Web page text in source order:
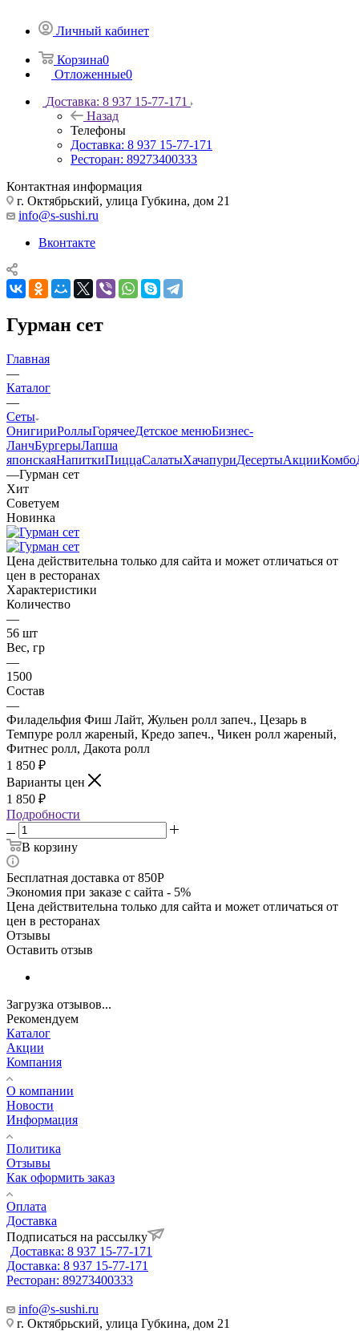
Личный кабинет
Корзина0
Отложенные0
Доставка: 8 937 15-77-171
Назад
Телефоны
Доставка: 8 937 15-77-171
Ресторан: 89273400333
Контактная информация
г. Октябрьский, улица Губкина, дом 21
info@s-sushi.ru
Вконтакте
Гурман сет
Главная
—
Каталог
—
Сеты
ОнигириРоллыГорячееДетское менюБизнес-
ЛанчБургерыЛапша
японскаяНапиткиПиццаСалатыХачапуриДесертыАкцииКомбо
—Гурман сет
Хит
Советуем
Новинка
Цена действительна только для сайта и может отличаться от
цен в ресторанах
Характеристики
Количество
—
56 шт
Вес, гр
—
1500
Состав
—
Филадельфия Фиш Лайт, Жульен ролл запеч., Цезарь в
Темпуре ролл жареный, Кредо запеч., Чикен ролл жареный,
Фитнес ролл, Дакота ролл
1 850 ₽
Варианты цен
1 850 ₽
Подробности
В корзину
Бесплатная доставка от 850Р
Экономия при заказе с сайта - 5%
Цена действительна только для сайта и может отличаться от
цен в ресторанах
Отзывы
Оставить отзыв
Загрузка отзывов...
Рекомендуем
Каталог
Акции
Компания
О компании
Новости
Информация
Политика
Отзывы
Как оформить заказ
Оплата
Доставка
Подписаться на рассылку
Доставка: 8 937 15-77-171
Доставка: 8 937 15-77-171
Ресторан: 89273400333
info@s-sushi.ru
г. Октябрьский, улица Губкина, дом 21